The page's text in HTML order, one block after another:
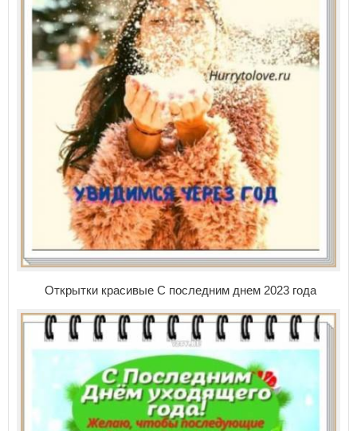
Открытки красивые С последним днем 2023 года